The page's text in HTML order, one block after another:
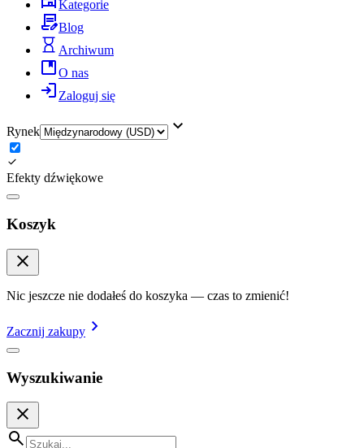
Kategorie
Blog
Archiwum
O nas
Zaloguj się
Rynek
Efekty dźwiękowe
Koszyk
Nic jeszcze nie dodałeś do koszyka — czas to zmienić!
Zacznij zakupy
Wyszukiwanie